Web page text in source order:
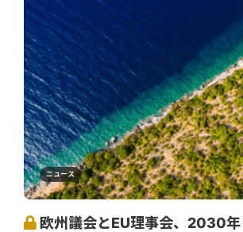
ニュース
欧州議会とEU理事会、2030